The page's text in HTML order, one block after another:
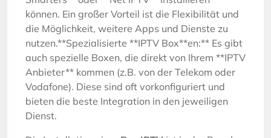
können. Ein großer Vorteil ist die Flexibilität und
die Möglichkeit, weitere Apps und Dienste zu
nutzen.**Spezialisierte **IPTV Box**en:** Es gibt
auch spezielle Boxen, die direkt von Ihrem **IPTV
Anbieter** kommen (z.B. von der Telekom oder
Vodafone). Diese sind oft vorkonfiguriert und
bieten die beste Integration in den jeweiligen
Dienst.